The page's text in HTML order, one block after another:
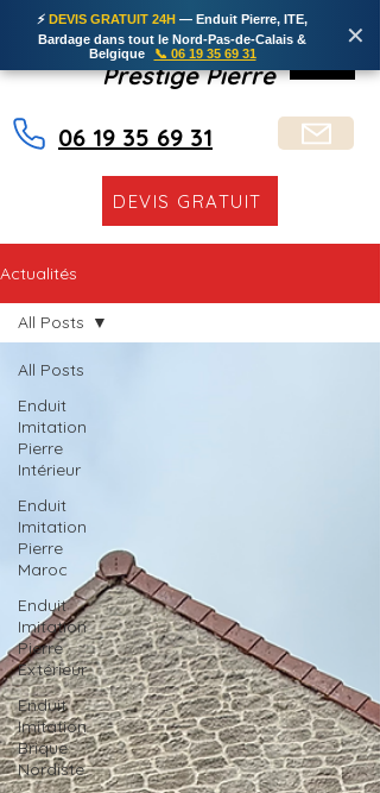
Prestige Pierre
06 19 35 69 31
DEVIS GRATUIT
Actualités
All Posts
Enduit
Imitation
Pierre
Intérieur
Enduit
Imitation
Pierre
Maroc
Enduit
Imitation
Pierre
Extérieur
Enduit
Imitation
Brique
Nordiste
All Posts
⚡ DEVIS GRATUIT 24H — Enduit Pierre, ITE,
Bardage dans tout le Nord-Pas-de-Calais &
Belgique
📞 06 19 35 69 31
✕